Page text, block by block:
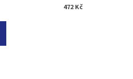
472 Kč